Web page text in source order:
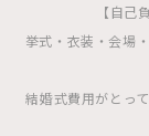
【自己
挙式・衣装・会場
結婚式費用がとっ